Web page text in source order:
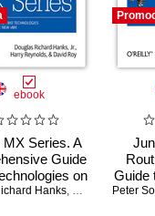
ebook
MX Series. A
Guide
on
2nd Edition
Hanks, Harry Reynolds,
Guide
and
Peter